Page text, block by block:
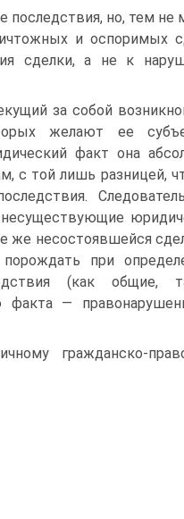
но, тем не
и оспоримых
сделки, а не к
за собой
желают ее
факт она
с той лишь разницей,
же несостоявшейся
порождать при
(как общие,
факта —
гражданско-